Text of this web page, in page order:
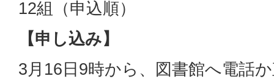
12組（申込順）
【申し込み】
3月16日9時から、図書館へ電話